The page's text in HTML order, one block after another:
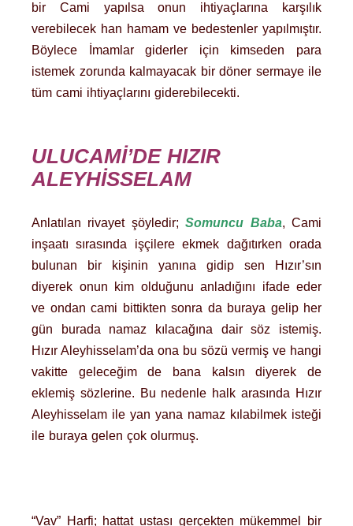
bir Cami yapılsa onun ihtiyaçlarına karşılık
verebilecek han hamam ve bedestenler yapılmıştır.
Böylece İmamlar giderler için kimseden para
istemek zorunda kalmayacak bir döner sermaye ile
tüm cami ihtiyaçlarını giderebilecekti.
ULUCAMİ’DE HIZIR
ALEYHİSSELAM
Anlatılan rivayet şöyledir; Somuncu Baba, Cami
inşaatı sırasında işçilere ekmek dağıtırken orada
bulunan bir kişinin yanına gidip sen Hızır’sın
diyerek onun kim olduğunu anladığını ifade eder
ve ondan cami bittikten sonra da buraya gelip her
gün burada namaz kılacağına dair söz istemiş.
Hızır Aleyhisselam’da ona bu sözü vermiş ve hangi
vakitte geleceğim de bana kalsın diyerek de
eklemiş sözlerine. Bu nedenle halk arasında Hızır
Aleyhisselam ile yan yana namaz kılabilmek isteği
ile buraya gelen çok olurmuş.
“Vav” Harfi; hattat ustası gerçekten mükemmel bir